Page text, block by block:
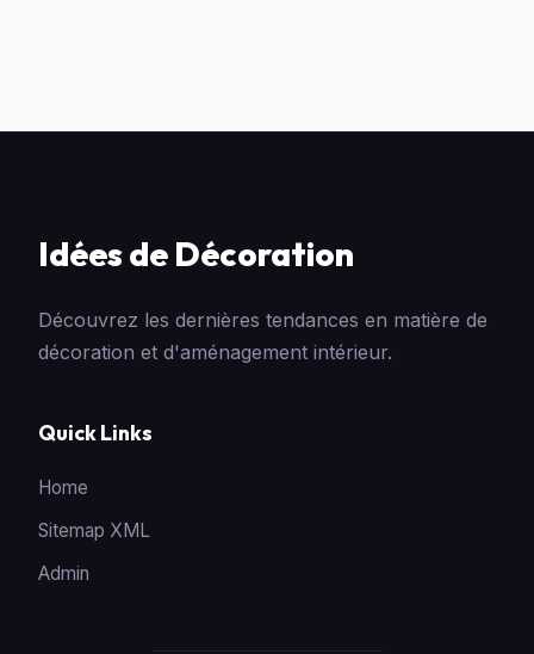
Idées de Décoration
Découvrez les dernières tendances en matière de
décoration et d'aménagement intérieur.
Quick Links
Home
Sitemap XML
Admin